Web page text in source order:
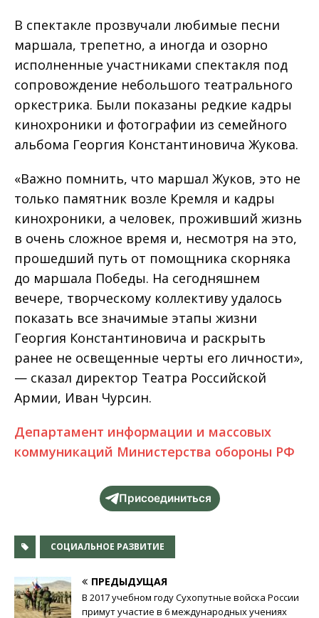
В спектакле прозвучали любимые песни
маршала, трепетно, а иногда и озорно
исполненные участниками спектакля под
сопровождение небольшого театрального
оркестрика. Были показаны редкие кадры
кинохроники и фотографии из семейного
альбома Георгия Константиновича Жукова.
«Важно помнить, что маршал Жуков, это не
только памятник возле Кремля и кадры
кинохроники, а человек, проживший жизнь
в очень сложное время и, несмотря на это,
прошедший путь от помощника скорняка
до маршала Победы. На сегодняшнем
вечере, творческому коллективу удалось
показать все значимые этапы жизни
Георгия Константиновича и раскрыть
ранее не освещенные черты его личности»,
— сказал директор Театра Российской
Армии, Иван Чурсин.
Департамент информации и массовых
коммуникаций Министерства обороны РФ
Присоединиться
СОЦИАЛЬНОЕ РАЗВИТИЕ
ПРЕДЫДУЩАЯ
В 2017 учебном году Сухопутные войска России
примут участие в 6 международных учениях